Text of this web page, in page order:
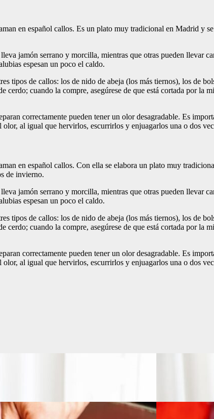
en español callos. Es un plato muy tradicional en Madrid y
jamón serrano y morcilla, mientras que otras pueden llevar
espesan un poco el caldo.
tipos de callos: los de nido de abeja (los más tiernos), los de
cerdo; cuando la compre, asegúrese de que está cortada por la
correctamente pueden tener un olor desagradable. Es
al igual que hervirlos, escurrirlos y enjuagarlos una o dos
en español callos. Con ella se elabora un plato muy
de invierno.
jamón serrano y morcilla, mientras que otras pueden llevar
espesan un poco el caldo.
tipos de callos: los de nido de abeja (los más tiernos), los de
cerdo; cuando la compre, asegúrese de que está cortada por la
correctamente pueden tener un olor desagradable. Es
al igual que hervirlos, escurrirlos y enjuagarlos una o dos